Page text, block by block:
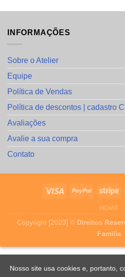
INFORMAÇÕES
Sobre o Atelier
Equipe
Política de Vendas
Política de descontos | cadastro
Avaliações
Avalie a sua compra
Contato
HOME
Copyright [2023] © Direitos
Familia
Nosso site usa cookies e, portanto,